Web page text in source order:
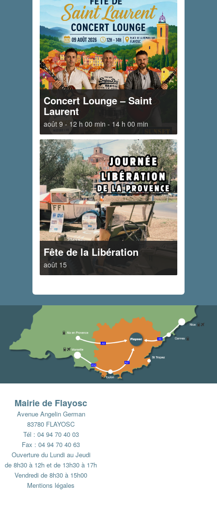
Concert Lounge – Saint
Laurent
août 9 - 12 h 00 min - 14 h 00 min
Fête de la Libération
août 15
Mairie de Flayosc
Avenue Angelin German
83780 FLAYOSC
Tél : 04 94 70 40 03
Fax : 04 94 70 40 63
Ouverture du Lundi au Jeudi
de 8h30 à 12h et de 13h30 à 17h
Vendredi de 8h30 à 15h00
Mentions légales